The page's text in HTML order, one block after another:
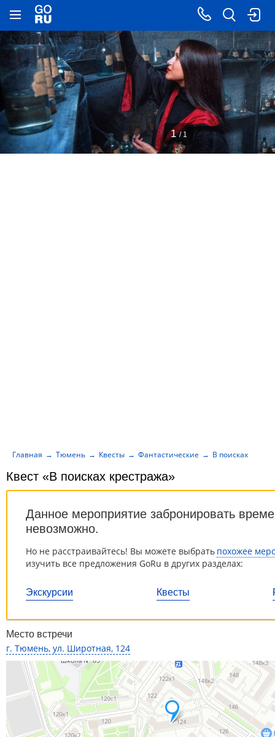
Данное мероприятие забронировать
невозможно.
Но не расстраивайтесь! Вы можете выбрать похожее
изучить все предложения GoRu в других разделах:
Экскурсии Квесты
Квест «В поисках крестража»
Главная Тюмень Квесты Фантастические В поисках
1 / 1
Место встречи
г. Тюмень, ул. Широтная, 124